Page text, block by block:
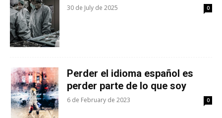
30 de July de 2025 0
Perder el idioma español es
perder parte de lo que soy
6 de February de 2023 0